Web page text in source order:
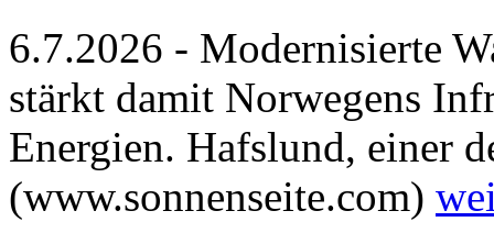
6.7.2026 - Modernisierte
stärkt damit Norwegens
Energien. Hafslund, einer
(www.sonnenseite.com)